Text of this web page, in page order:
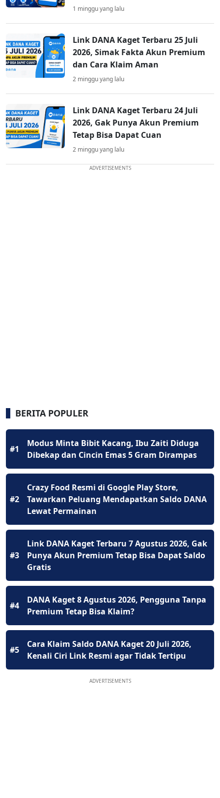
1 minggu yang lalu
Link DANA Kaget Terbaru 25 Juli
2026, Simak Fakta Akun Premium
dan Cara Klaim Aman
2 minggu yang lalu
Link DANA Kaget Terbaru 24 Juli
2026, Gak Punya Akun Premium
Tetap Bisa Dapat Cuan
2 minggu yang lalu
ADVERTISEMENTS
BERITA POPULER
#1
Modus Minta Bibit Kacang, Ibu Zaiti Diduga
Dibekap dan Cincin Emas 5 Gram Dirampas
#2
Crazy Food Resmi di Google Play Store,
Tawarkan Peluang Mendapatkan Saldo DANA
Lewat Permainan
#3
Link DANA Kaget Terbaru 7 Agustus 2026, Gak
Punya Akun Premium Tetap Bisa Dapat Saldo
Gratis
#4
DANA Kaget 8 Agustus 2026, Pengguna Tanpa
Premium Tetap Bisa Klaim?
#5
Cara Klaim Saldo DANA Kaget 20 Juli 2026,
Kenali Ciri Link Resmi agar Tidak Tertipu
ADVERTISEMENTS